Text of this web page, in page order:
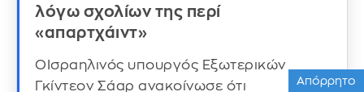
λόγω σχολίων της περί
«απαρτχάιντ»
ΟΙσραηλινός υπουργός Εξωτερικών
Γκίντεον Σάαρ ανακοίνωσε ότι
Απόρρητο